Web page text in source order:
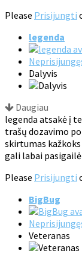
Please Prisijungti
legenda
Dalyvis
Daugiau
legenda atsakė į
trašų dozavimo
skirtumas
gali labai
Please Prisijungti
BigBug
Veteranas